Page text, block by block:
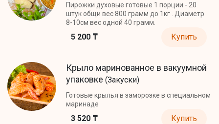
Пирожки духовые готовые 1 порции - 20
штук общи вес 800 грамм до 1кг . Диаметр
8-10см вес одной 40 грамм.
5 200 ₸ Купить
Крыло маринованное в вакуумной
упаковке (Закуски)
Готовые крылья в заморозке в специальном
маринаде
3 520 ₸ Купить